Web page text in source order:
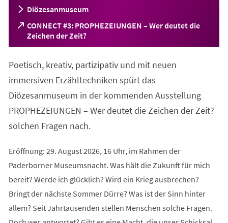
Diözesanmuseum
CONNECT #3: PROPHEZEIUNGEN – Wer deutet die
Zeichen der Zeit?
(Öffnet
in
neuen
Poetisch, kreativ, partizipativ und mit neuen
immersiven Erzähltechniken spürt das
Diözesanmuseum in der kommenden Ausstellung
PROPHEZEIUNGEN – Wer deutet die Zeichen der Zeit?
solchen Fragen nach.
Eröffnung: 29. August 2026, 16 Uhr, im Rahmen der
Paderborner Museumsnacht. Was hält die Zukunft für mich
bereit? Werde ich glücklich? Wird ein Krieg ausbrechen?
Bringt der nächste Sommer Dürre? Was ist der Sinn hinter
allem? Seit Jahrtausenden stellen Menschen solche Fragen.